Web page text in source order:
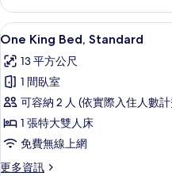
片
Bed,
Standard
的
情
顯
示
One
King
Bed,
Standard
的
所
7
One King Bed, Standard
13 平方公尺
1 間臥室
可容納 2 人 (依實際入住人數
1 張特大雙人床
免費無線上網
更多資訊
更